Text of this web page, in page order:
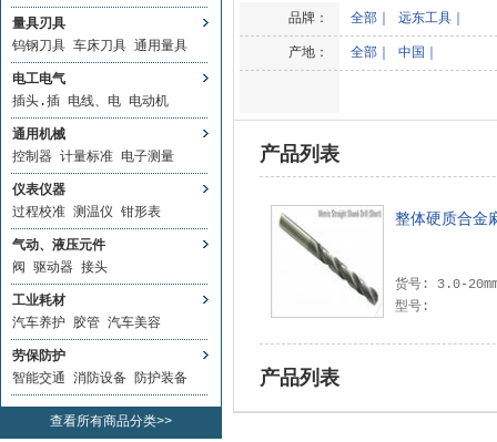
量具刃具
钨钢刀具 车床刀具 通用量具
电工电气
插头.插 电线、电 电动机
通用机械
控制器 计量标准 电子测量
仪表仪器
过程校准 测温仪 钳形表
气动、液压元件
阀
驱动器 接头
工业耗材
汽车养护 胶管 汽车美容
劳保防护
智能交通 消防设备 防护装备
查看所有商品分类>>
品牌： 全部 远东工具
产地： 全部 中国
产品列表
整体硬质合金
货号: 3.0-
型号:
产品列表